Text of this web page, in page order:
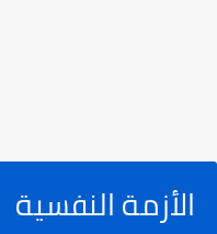
الأزمة النفسية